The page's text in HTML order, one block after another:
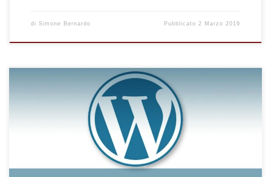
di Simone Bernardo Pubblicato 2 Marzo 2019
Devi inserire script nelle pagine del tuo sito? O aggiungere
codice nell’header o footer delle pagine e articoli di
WordPress? Molto spesso capita, utilizzando il CMS
WordPress, la necessità di inserire codici fissi o script di vario
genere nel proprio sito, ad esempio i tag di Google Analytics,
Pixel di Facebook o altri codici personalizzati. La limitazione sta